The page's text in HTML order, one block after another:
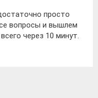
просто
вопросы и вышлем
через 10 минут.